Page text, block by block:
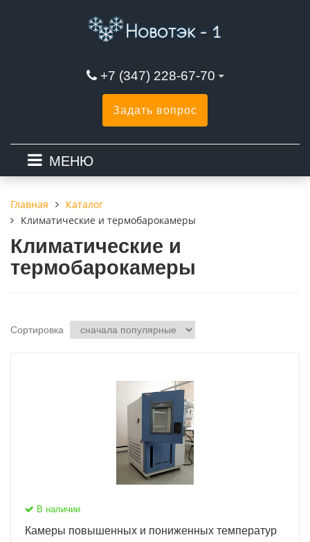
+7 (347) 228-67-70
Задать вопрос
МЕНЮ
Главная
Каталог
Климатические и термобарокамеры
Климатические и
термобарокамеры
Сортировка
В наличии
Камеры повышенных и пониженных температур